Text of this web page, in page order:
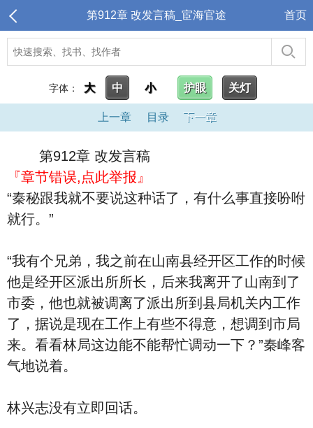
第912章 改发言稿_宦海官途 首页
字体： 大 中 小 护眼 关灯
上一章 目录 下一章
第912章 改发言稿
『章节错误,点此举报』
“秦秘跟我就不要说这种话了，有什么事直接吩咐
就行。”
“我有个兄弟，我之前在山南县经开区工作的时候
他是经开区派出所所长，后来我离开了山南到了
市委，他也就被调离了派出所到县局机关内工作
了，据说是现在工作上有些不得意，想调到市局
来。看看林局这边能不能帮忙调动一下？”秦峰客
气地说着。
林兴志没有立即回话。